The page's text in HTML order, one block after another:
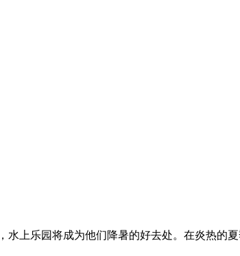
上乐园将成为他们降暑的好去处。在炎热的